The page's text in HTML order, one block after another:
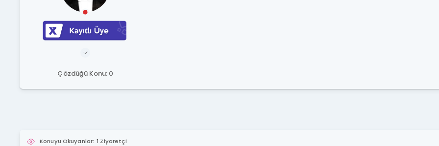
Çözdüğü Konu: 0
Konuyu Okuyanlar: 1 Ziyaretçi